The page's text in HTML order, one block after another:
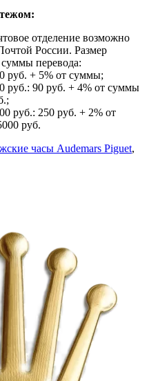
отделение возможно
России. Размер
перевода:
руб. + 5% от суммы;
руб.: 90 руб. + 4% от суммы
руб.: 250 руб. + 2% от
руб.
часы Audemars Piguet,